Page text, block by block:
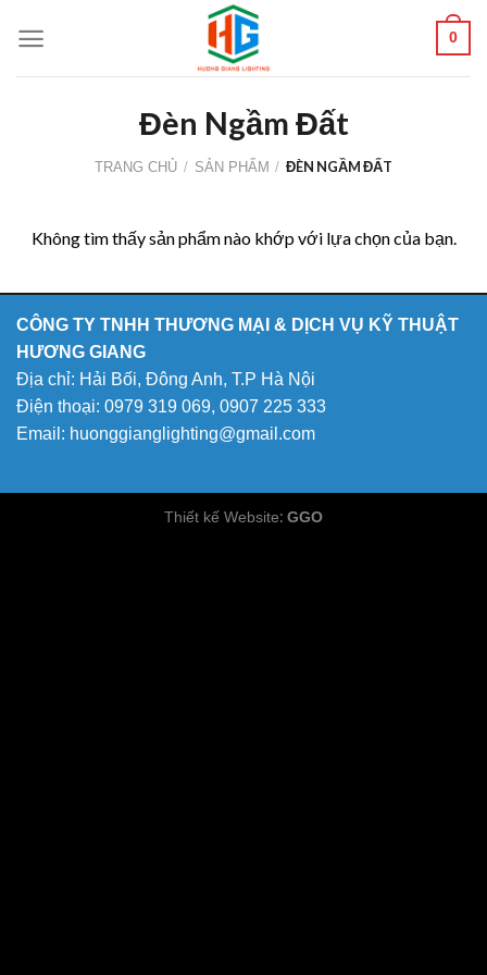
0
Đèn Ngầm Đất
TRANG CHỦ / SẢN PHẨM / ĐÈN NGẦM ĐẤT
Không tìm thấy sản phẩm nào khớp với lựa chọn của bạn.
CÔNG TY TNHH THƯƠNG MẠI & DỊCH VỤ KỸ THUẬT
HƯƠNG GIANG
Địa chỉ: Hải Bối, Đông Anh, T.P Hà Nội
Điện thoại: 0979 319 069, 0907 225 333
Email: huonggianglighting@gmail.com
Thiết kế Website: GGO